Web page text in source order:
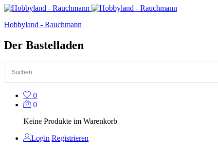
Hobbyland - Rauchmann
Der Bastelladen
0
0
Keine Produkte im Warenkorb
Login Registrieren